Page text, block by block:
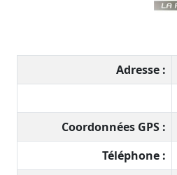
Adresse :
Coordonnées GPS :
Téléphone :